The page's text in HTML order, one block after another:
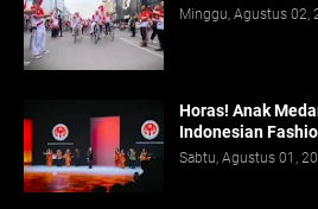
Minggu, Agustus 02,
Horas! Anak
Indonesian
Sabtu, Agustus 01,